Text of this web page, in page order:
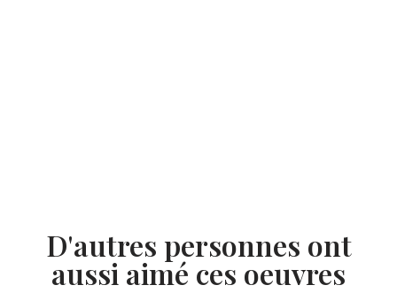
D'autres personnes ont
aussi aimé ces oeuvres